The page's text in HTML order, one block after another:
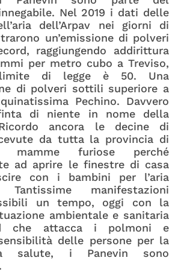
Nel 2019 i dati delle
dell’Arpav nei giorni di
un’emissione di polveri
raggiungendo addirittura
per metro cubo a Treviso,
di legge è 50. Una
di polveri sottili superiore a
Pechino. Davvero
di niente in nome della
ancora le decine di
da tutta la provincia di
furiose perché
ad aprire le finestre di casa
con i bambini per l’aria
Tantissime manifestazioni
un tempo, oggi con la
ambientale e sanitaria
che attacca i polmoni e
delle persone per la
salute, i Panevin sono